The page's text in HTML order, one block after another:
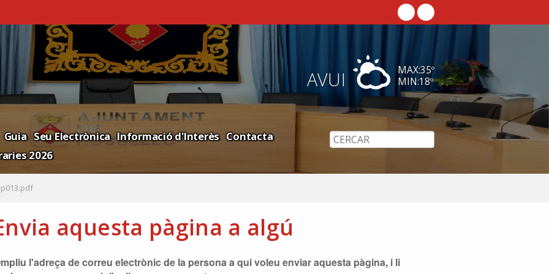
AVUI MAX:35º
MIN:18º
Guia Seu Electrònica Informació d'Interès Contacta
2026
aquesta pàgina a algú
l'adreça de correu electrònic de la persona a qui voleu enviar aquesta pàgina, i li